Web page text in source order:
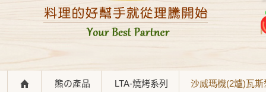
熊の產品 LTA-燒烤系列 沙威瑪機(2爐)瓦